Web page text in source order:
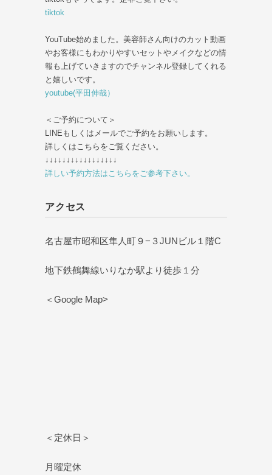
tiktok
YouTube始めました。美容師さん向けのカット動画
やお客様にもわかりやすいセットやメイクなどの情
報も上げていきますのでチャンネル登録してくれる
と嬉しいです。
youtube(平田伸哉）
＜ご予約について＞
LINEもしくはメールでご予約をお願いします。
詳しくはこちらをご覧ください。
↓↓↓↓↓↓↓↓↓↓↓↓↓↓↓↓↓
詳しい予約方法はこちらをご参考下さい。
アクセス
名古屋市昭和区隼人町９−３JUNビル１階C
地下鉄鶴舞線いりなか駅より徒歩１分
＜Google Map>
＜定休日＞
月曜定休